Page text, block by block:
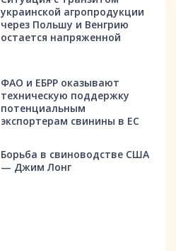
украинской агропродукции
через Польшу и Венгрию
остается напряженной
ФАО и ЕБРР оказывают
техническую поддержку
потенциальным
экспортерам свинины в ЕС
Борьба в свиноводстве США
— Джим Лонг